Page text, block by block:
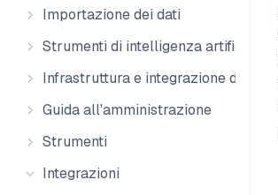
Importazione dei dati
Strumenti di intelligenza artificiale
Infrastruttura e integrazione dei dati
Guida all'amministrazione
Strumenti
Integrazioni